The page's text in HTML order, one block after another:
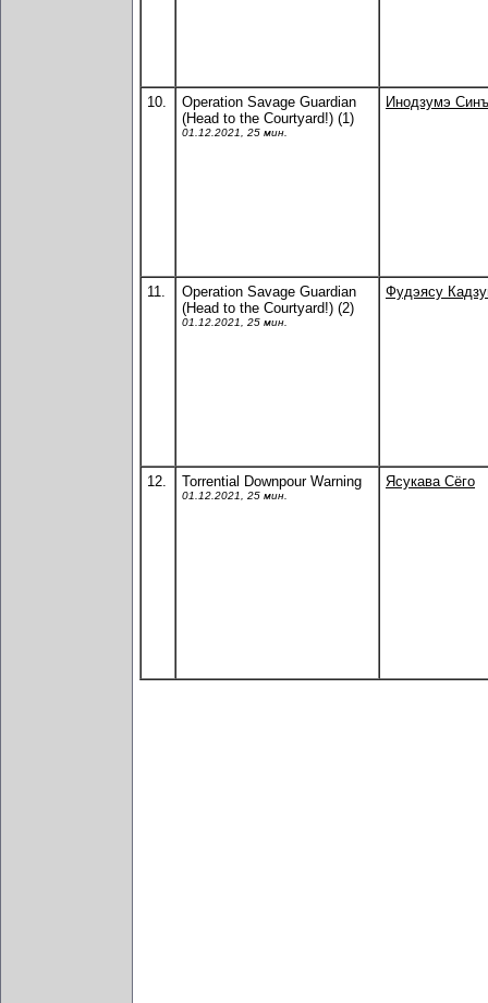
10.
Operation Savage Guardian
(Head to the Courtyard!) (1)
01.12.2021, 25 мин.
Инодзумэ
11.
Operation Savage Guardian
(Head to the Courtyard!) (2)
01.12.2021, 25 мин.
Фудэясу
12. Torrential Downpour Warning
01.12.2021, 25 мин.
Ясукава Сёго